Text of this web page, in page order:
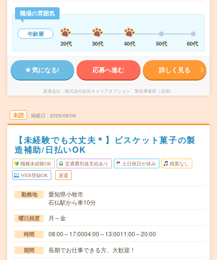
職場の雰囲気
年齢層
20代
30代 40代 50代 60代
気になる! 応募へ進む 詳しく見る
派遣会社 株式会社綜合キャリアオプション 製造事業部（全国）
未読 掲載日 2026/08/09
【未経験でも大丈夫＊】ビスケット菓子の製
造補助/日払いOK
職種未経験OK 交通費別途支給あり 土日祝日が休み 残業なし
WEB登録OK 派遣
勤務地
愛知県小牧市
石仏駅から車10分
曜日頻度 月～金
時間 08:00～17:0004:00～13:0011:00～20:00
期間 長期でお仕事できる方、大歓迎！